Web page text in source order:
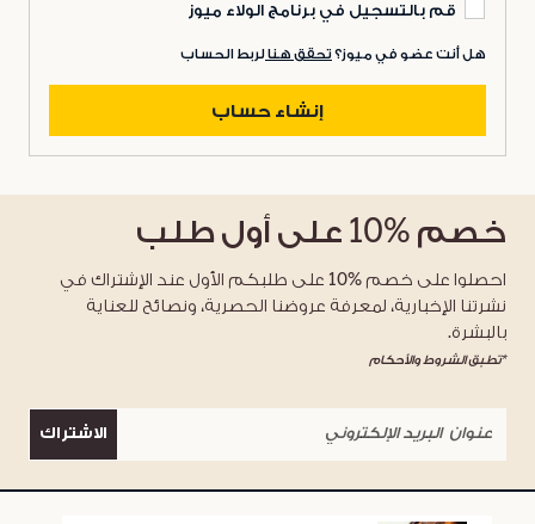
قم بالتسجيل في برنامج الولاء ميوز
هل أنت عضو في ميوز؟ تحقق هنا لربط الحساب
إنشاء حساب
خصم %10 على أول طلب
احصلوا على خصم %10 على طلبكم الأول عند الإشتراك في
نشرتنا الإخبارية، لمعرفة عروضنا الحصرية، ونصائح للعناية
بالبشرة.
*تطبق الشروط والأحكام
الاشتراك